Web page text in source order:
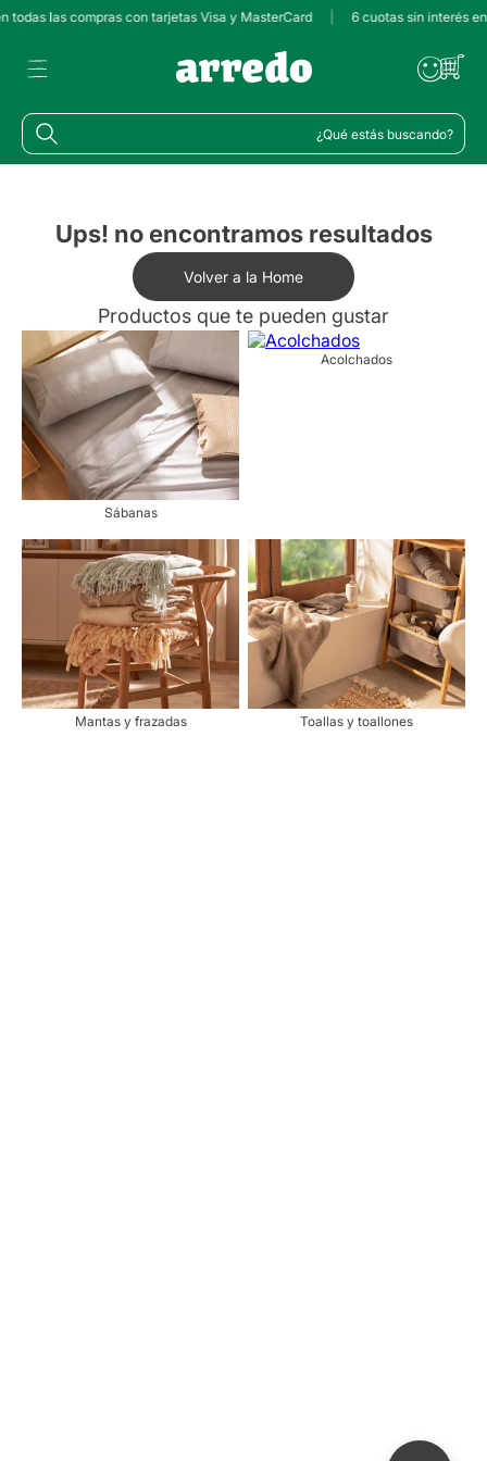
todas las compras con tarjetas Visa y MasterCard 6 cuotas sin interés
¿Qué estás buscando?
Ups! no encontramos resultados
Volver a la Home
Productos que te pueden gustar
Sábanas
Acolchados
Mantas y frazadas Toallas y toallones